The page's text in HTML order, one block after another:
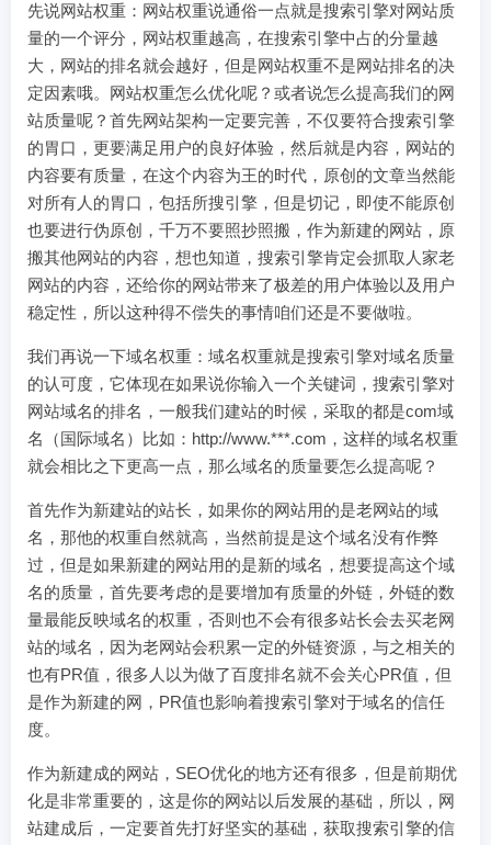
先说网站权重：网站权重说通俗一点就是搜索引擎对网站质
量的一个评分，网站权重越高，在搜索引擎中占的分量越
大，网站的排名就会越好，但是网站权重不是网站排名的决
定因素哦。网站权重怎么优化呢？或者说怎么提高我们的网
站质量呢？首先网站架构一定要完善，不仅要符合搜索引擎
的胃口，更要满足用户的良好体验，然后就是内容，网站的
内容要有质量，在这个内容为王的时代，原创的文章当然能
对所有人的胃口，包括所搜引擎，但是切记，即使不能原创
也要进行伪原创，千万不要照抄照搬，作为新建的网站，原
搬其他网站的内容，想也知道，搜索引擎肯定会抓取人家老
网站的内容，还给你的网站带来了极差的用户体验以及用户
稳定性，所以这种得不偿失的事情咱们还是不要做啦。
我们再说一下域名权重：域名权重就是搜索引擎对域名质量
的认可度，它体现在如果说你输入一个关键词，搜索引擎对
网站域名的排名，一般我们建站的时候，采取的都是com域
名（国际域名）比如：http://www.***.com，这样的域名权重
就会相比之下更高一点，那么域名的质量要怎么提高呢？
首先作为新建站的站长，如果你的网站用的是老网站的域
名，那他的权重自然就高，当然前提是这个域名没有作弊
过，但是如果新建的网站用的是新的域名，想要提高这个域
名的质量，首先要考虑的是要增加有质量的外链，外链的数
量最能反映域名的权重，否则也不会有很多站长会去买老网
站的域名，因为老网站会积累一定的外链资源，与之相关的
也有PR值，很多人以为做了百度排名就不会关心PR值，但
是作为新建的网，PR值也影响着搜索引擎对于域名的信任
度。
作为新建成的网站，SEO优化的地方还有很多，但是前期优
化是非常重要的，这是你的网站以后发展的基础，所以，网
站建成后，一定要首先打好坚实的基础，获取搜索引擎的信